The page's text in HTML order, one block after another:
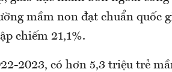
mầm non đạt chuẩn quốc
chiếm 21,1%.
2023, có hơn 5,3 triệu trẻ